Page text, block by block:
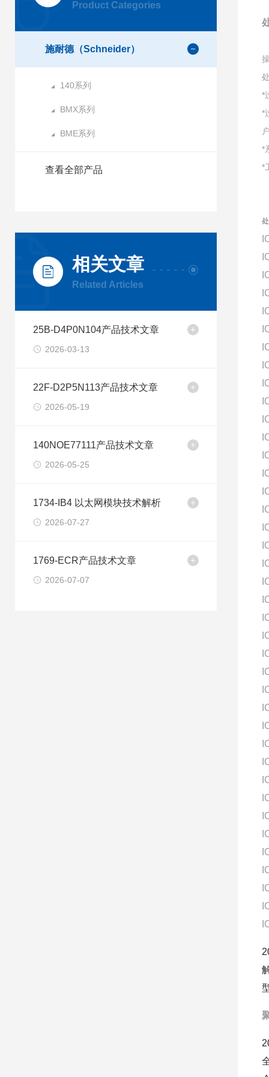
Product Categories
施耐德（Schneider）
140系列
BMX系列
BME系列
查看全部产品
相关文章
Related Articles
25B-D4P0N104产品技术文章
2026-03-13
22F-D2P5N113产品技术文章
2026-05-19
140NOE77111产品技术文章
2026-05-25
1734-IB4 以太网模块技术解析
2026-07-27
1769-ECR产品技术文章
2026-07-07
*
*
*
*